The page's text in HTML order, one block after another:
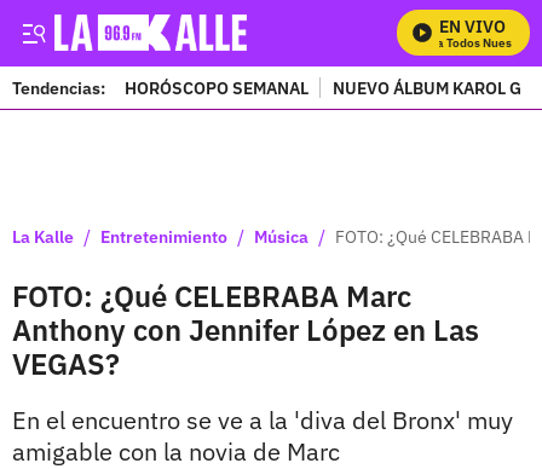
EN VIVO
Mira Todos Nuestros
Tendencias: HORÓSCOPO SEMANAL NUEVO ÁLBUM KAROL G
La Kalle / Entretenimiento / Música / FOTO: ¿Qué CELEBRABA
FOTO: ¿Qué CELEBRABA Marc
Anthony con Jennifer López en Las
VEGAS?
En el encuentro se ve a la 'diva del Bronx' muy
amigable con la novia de Marc